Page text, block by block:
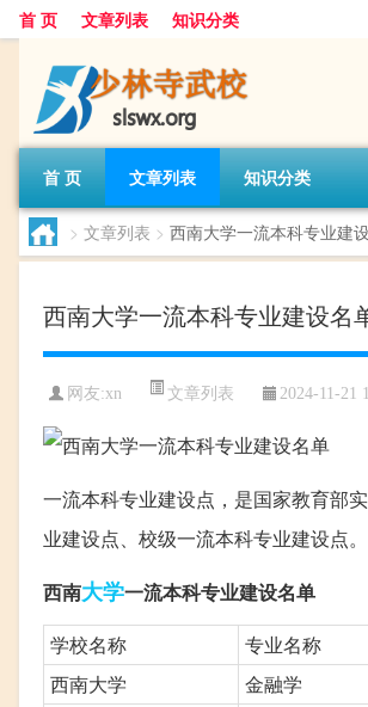
首 页 文章列表 知识分类
首 页 文章列表 知识分类
> 文章列表 > 西南大学一流本科专业建
西南大学一流本科专业建设名
网友:xn 文章列表 2024-11-21
一流本科专业建设点，是国家教育部
业建设点、校级一流本科专业建设点。
西南大学一流本科专业建设名单
学校名称
专业名称
西南大学
金融学